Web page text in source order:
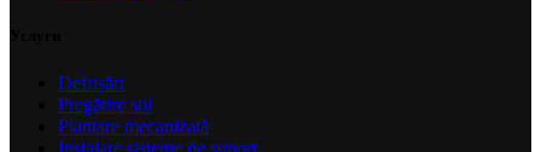
Defrișări
Pregătire sol
Plantare mecanizată
Instalare sisteme de suport